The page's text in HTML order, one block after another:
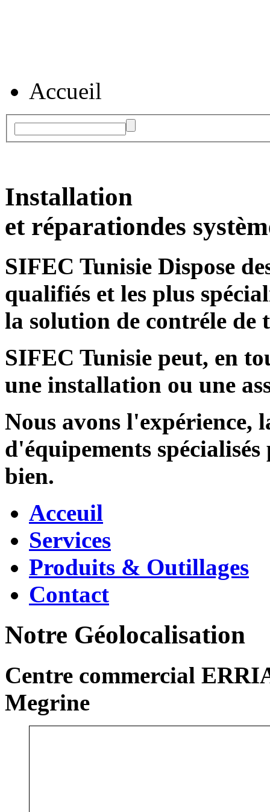
Accueil
Installation
et réparationdes
SIFEC Tunisie Dispose
qualifiés et les plus
la solution de contréle de
SIFEC Tunisie peut, en
une installation ou une
Nous avons l'expérience,
d'équipements
bien.
Acceuil
Services
Produits & Outillages
Contact
Notre Géolocalisation
Centre commercial
Megrine